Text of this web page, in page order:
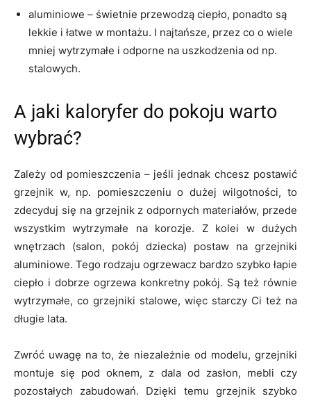
aluminiowe – świetnie przewodzą ciepło, ponadto są
lekkie i łatwe w montażu. I najtańsze, przez co o wiele
mniej wytrzymałe i odporne na uszkodzenia od np.
stalowych.
A jaki kaloryfer do pokoju warto
wybrać?
Zależy od pomieszczenia – jeśli jednak chcesz postawić
grzejnik w, np. pomieszczeniu o dużej wilgotności, to
zdecyduj się na grzejnik z odpornych materiałów, przede
wszystkim wytrzymałe na korozje. Z kolei w dużych
wnętrzach (salon, pokój dziecka) postaw na grzejniki
aluminiowe. Tego rodzaju ogrzewacz bardzo szybko łapie
ciepło i dobrze ogrzewa konkretny pokój. Są też równie
wytrzymałe, co grzejniki stalowe, więc starczy Ci też na
długie lata.
Zwróć uwagę na to, że niezależnie od modelu, grzejniki
montuje się pod oknem, z dala od zasłon, mebli czy
pozostałych zabudowań. Dzięki temu grzejnik szybko